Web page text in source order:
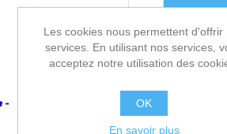
Ajouter à la
Les cookies nous permettent d'offrir
services. En utilisant nos services,
acceptez notre utilisation des
OK
En savoir plus